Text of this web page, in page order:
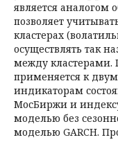
является аналогом
позволяет
кластерах
осуществлять так
между
применяется к
индикаторам
МосБиржи и
моделью без
моделью GARCH.